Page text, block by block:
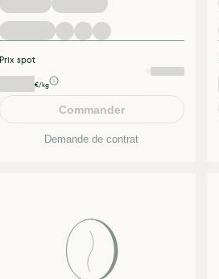
Prix spot
€/kg
Commander
Demande de contrat